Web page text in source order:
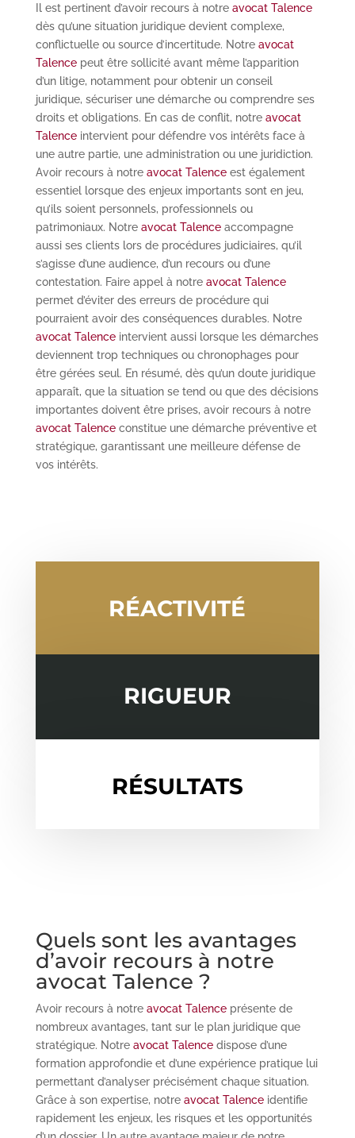
Il est pertinent d’avoir recours à notre avocat Talence
dès qu’une situation juridique devient complexe,
conflictuelle ou source d’incertitude. Notre avocat
Talencepeut être sollicité avant même l’apparition
d’un litige, notamment pour obtenir un conseil
juridique, sécuriser une démarche ou comprendre ses
droits et obligations. En cas de conflit, notre avocat
Talenceintervient pour défendre vos intérêts face à
une autre partie, une administration ou une juridiction.
Avoir recours à notre avocat Talenceest également
essentiel lorsque des enjeux importants sont en jeu,
qu’ils soient personnels, professionnels ou
patrimoniaux. Notre avocat Talenceaccompagne
aussi ses clients lors de procédures judiciaires, qu’il
s’agisse d’une audience, d’un recours ou d’une
contestation. Faire appel à notre avocat Talence
permet d’éviter des erreurs de procédure qui
pourraient avoir des conséquences durables. Notre
avocat Talenceintervient aussi lorsque les démarches
deviennent trop techniques ou chronophages pour
être gérées seul. En résumé, dès qu’un doute juridique
apparaît, que la situation se tend ou que des décisions
importantes doivent être prises, avoir recours à notre
avocat Talenceconstitue une démarche préventive et
stratégique, garantissant une meilleure défense de
vos intérêts.
RÉACTIVITÉ
RIGUEUR
RÉSULTATS
Quels sont les avantages
d’avoir recours à notre
avocat Talence ?
Avoir recours à notre avocat Talenceprésente de
nombreux avantages, tant sur le plan juridique que
stratégique. Notre avocat Talencedispose d’une
formation approfondie et d’une expérience pratique lui
permettant d’analyser précisément chaque situation.
Grâce à son expertise, notre avocat Talenceidentifie
rapidement les enjeux, les risques et les opportunités